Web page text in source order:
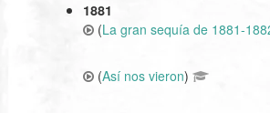
1881
(La gran sequía de 1881-
(Así nos vieron)